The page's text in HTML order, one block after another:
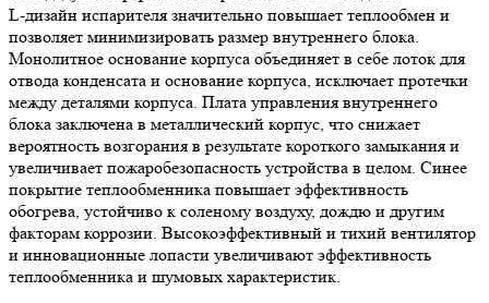
L-дизайн испарителя значительно повышает теплообмен и
позволяет минимизировать размер внутреннего блока.
Монолитное основание корпуса объединяет в себе лоток для
отвода конденсата и основание корпуса, исключает протечки
между деталями корпуса. Плата управления внутреннего
блока заключена в металлический корпус, что снижает
вероятность возгорания в результате короткого замыкания и
увеличивает пожаробезопасность устройства в целом. Синее
покрытие теплообменника повышает эффективность
обогрева, устойчиво к соленому воздуху, дождю и другим
факторам коррозии. Высокоэффективный и тихий вентилятор
и инновационные лопасти увеличивают эффективность
теплообменника и шумовых характеристик.